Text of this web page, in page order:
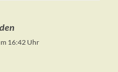
16:42 Uhr